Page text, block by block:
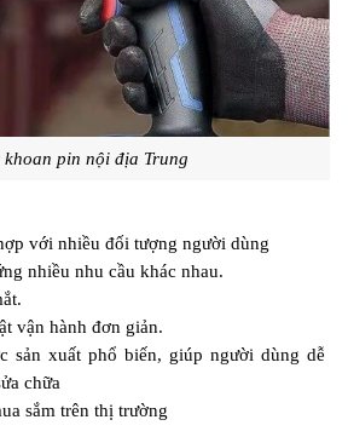
khoan pin nội địa Trung
với nhiều đối tượng người dùng
nhiều nhu cầu khác nhau.
vận hành đơn giản.
sản xuất phổ biến, giúp người dùng dễ
chữa
sắm trên thị trường